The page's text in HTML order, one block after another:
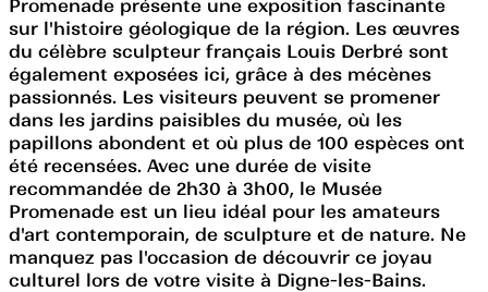
Promenade présente une exposition fascinante
sur l'histoire géologique de la région. Les œuvres
du célèbre sculpteur français Louis Derbré sont
également exposées ici, grâce à des mécènes
passionnés. Les visiteurs peuvent se promener
dans les jardins paisibles du musée, où les
papillons abondent et où plus de 100 espèces ont
été recensées. Avec une durée de visite
recommandée de 2h30 à 3h00, le Musée
Promenade est un lieu idéal pour les amateurs
d'art contemporain, de sculpture et de nature. Ne
manquez pas l'occasion de découvrir ce joyau
culturel lors de votre visite à Digne-les-Bains.